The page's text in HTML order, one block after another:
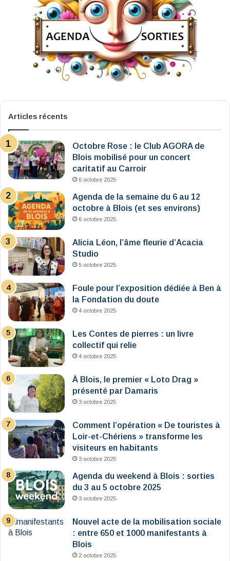
Articles récents
Octobre Rose : le Club AGORA de
Blois mobilisé pour un concert
caritatif au Carroir
6 octobre 2025
Agenda de la semaine du 6 au 12
octobre à Blois (et ses environs)
6 octobre 2025
Alicia Léon, l’âme fleurie d’Acacia
Studio
5 octobre 2025
Foule pour l’exposition dédiée à Ben à
la Fondation du doute
4 octobre 2025
Les Contes de pierres : un livre
collectif qui relie
4 octobre 2025
À Blois, le premier « Loto Drag »
présenté par Damaris
3 octobre 2025
Comment l’opération « De touristes à
Loir-et-Chériens » transforme les
visiteurs en habitants
3 octobre 2025
Agenda du weekend à Blois : sorties
du 3 au 5 octobre 2025
3 octobre 2025
Nouvel acte de la mobilisation sociale
: entre 650 et 1000 manifestants à
Blois
2 octobre 2025